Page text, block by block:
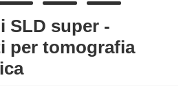
SLD super -
per tomografia